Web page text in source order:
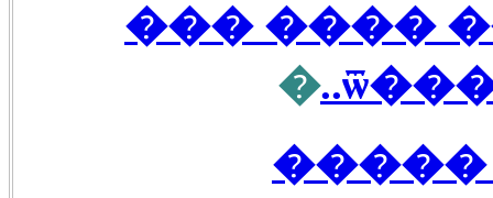
(������)1 ���
�
��